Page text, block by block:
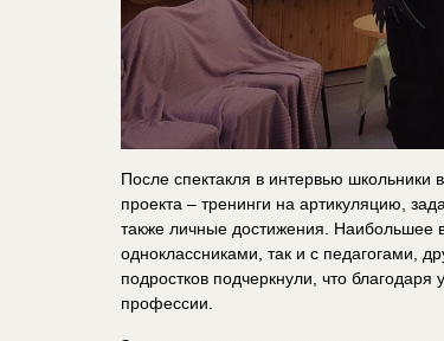
После спектакля в интервью
проекта – тренинги на артикуляцию,
также личные достижения. Наибольшее
одноклассниками, так и с​ педагогами,
подростков подчеркнули, что
профессии.